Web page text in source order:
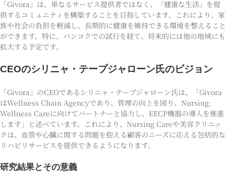
「Givora」は、単なるサービス提供者ではなく、「健康な生活」を提
供するコミュニティを構築することを目指しています。これにより、家
族や社会の負担を軽減し、長期的に健康を維持できる環境を整えること
ができます。特に、バンコクでの試行を経て、将来的には他の地域にも
拡大する予定です。
CEOのシリニャ・テープジャローン氏のビジョン
「Givora」のCEOであるシリニャ・テープジャローン氏は、「Givora
はWellness Chain Agencyであり、管理の向上を図り、Nursing:
Wellness Careに向けてパートナーと協力し、EECP機器の導入を推進
します」と述べています。これにより、Nursing Careや美容クリニッ
クは、血管や心臓に関する問題を抱える顧客のニーズに応える包括的な
リハビリサービスを提供できるようになります。
研究結果とその意義